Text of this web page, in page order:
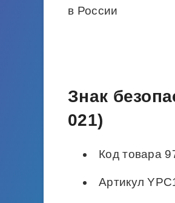
в России
Знак
021)
Код товара
Артикул